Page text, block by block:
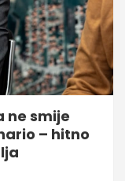
ne smije
– hitno